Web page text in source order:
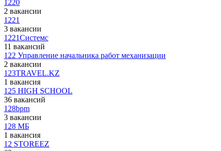
1220
2 вакансии
1221
3 вакансии
1221Системс
11 вакансий
122 Управление начальника работ механизации
2 вакансии
123TRAVEL.KZ
1 вакансия
125 HIGH SCHOOL
36 вакансий
128bpm
3 вакансии
128 МБ
1 вакансия
12 STOREEZ